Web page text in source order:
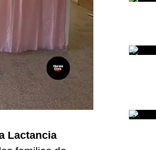
Lactancia